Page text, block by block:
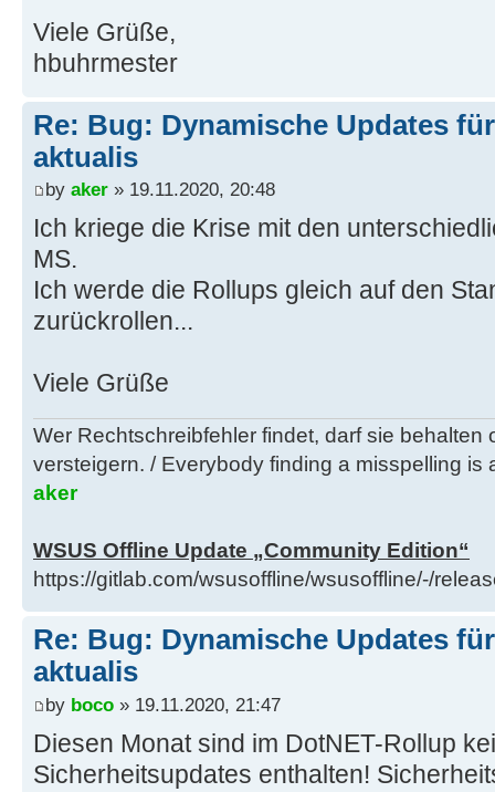
Viele Grüße,
hbuhrmester
Re: Bug: Dynamische Updates
aktualis
by aker » 19.11.2020, 20:48
Ich kriege die Krise mit den
MS.
Ich werde die Rollups gleich auf den
zurückrollen...
Viele Grüße
Wer Rechtschreibfehler findet, darf sie behalten
versteigern. / Everybody finding a misspelling is
aker
WSUS Offline Update „Community Edition“
https://gitlab.com/wsusoffline/wsusoffline/-/
Re: Bug: Dynamische Updates
aktualis
by boco » 19.11.2020, 21:47
Diesen Monat sind im DotNET-Rollup
Sicherheitsupdates enthalten!